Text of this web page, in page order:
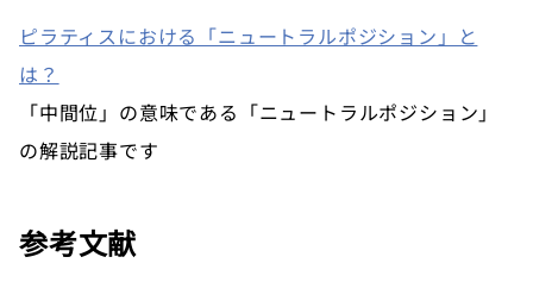
ピラティスにおける「ニュートラルポジション」と
は？
「中間位」の意味である「ニュートラルポジション」
の解説記事です
参考文献